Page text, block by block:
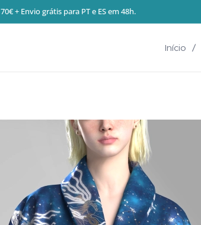
70€ + Envio grátis para PT e ES em 48h.
Início